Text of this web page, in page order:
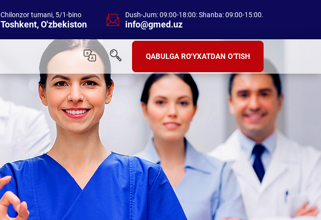
Chilonzor tumani, 5/1-bino
Toshkent, O'zbekiston
Dush-Jum: 09:00-18:00: Shanba: 09:00-15:00.
info@gmed.uz
QABULGA RO'YXATDAN O'TISH